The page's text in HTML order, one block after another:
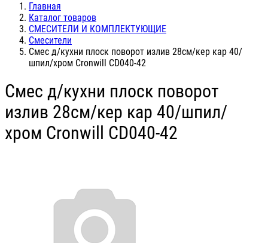
Главная
Каталог товаров
СМЕСИТЕЛИ И КОМПЛЕКТУЮЩИЕ
Смесители
Смес д/кухни плоск поворот излив 28см/кер кар 40/
шпил/хром Cronwill CD040-42
Смес д/кухни плоск поворот
излив 28см/кер кар 40/шпил/
хром Cronwill CD040-42